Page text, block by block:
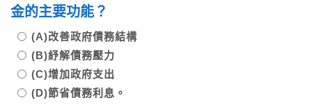
金的主要功能？
(A)改善政府債務結構
(B)紓解債務壓力
(C)增加政府支出
(D)節省債務利息。